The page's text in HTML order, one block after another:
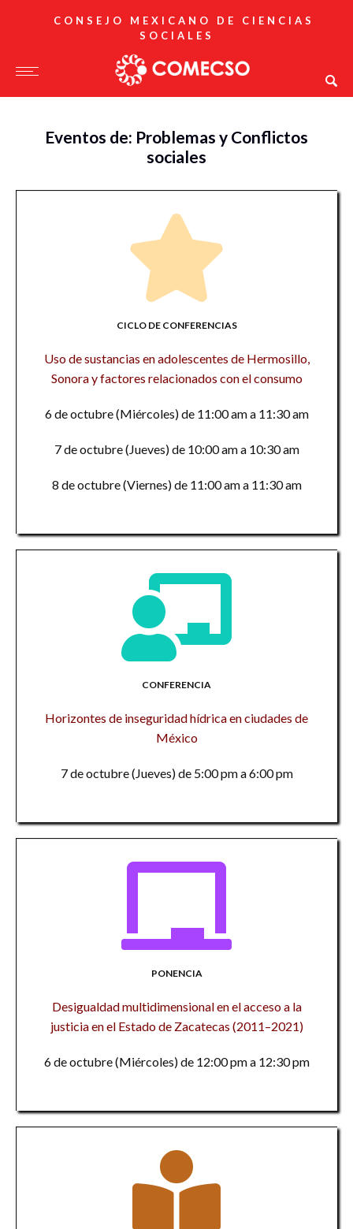
CONSEJO MEXICANO DE CIENCIAS
SOCIALES
Eventos de: Problemas y Conflictos
sociales
CICLO DE CONFERENCIAS
Uso de sustancias en adolescentes de Hermosillo,
Sonora y factores relacionados con el consumo
6 de octubre (Miércoles) de 11:00 am a 11:30 am
7 de octubre (Jueves) de 10:00 am a 10:30 am
8 de octubre (Viernes) de 11:00 am a 11:30 am
CONFERENCIA
Horizontes de inseguridad hídrica en ciudades de
México
7 de octubre (Jueves) de 5:00 pm a 6:00 pm
PONENCIA
Desigualdad multidimensional en el acceso a la
justicia en el Estado de Zacatecas (2011–2021)
6 de octubre (Miércoles) de 12:00 pm a 12:30 pm